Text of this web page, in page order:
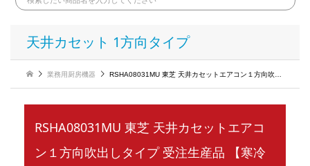
天井カセット 1方向タイプ
業務用厨房機器 RSHA08031MU 東芝 天井カセットエアコン１方向吹出しタイプ 受注生産品 【寒冷地向け】スーパーパワーエコ暖太郎 3.0馬力 三相200V 《シングル》
RSHA08031MU 東芝 天井カセットエアコ
ン１方向吹出しタイプ 受注生産品 【寒冷